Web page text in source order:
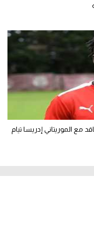
مع الموريتاني إدريسا تيام